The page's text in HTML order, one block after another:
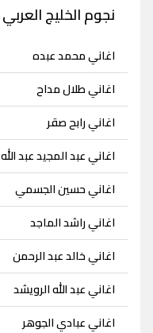
نجوم الخليج العربي
اغاني محمد عبده
اغاني طلال مداح
اغاني رابح صقر
اغاني عبد المجيد عبد الله
اغاني حسين الجسمي
اغاني راشد الماجد
اغاني خالد عبد الرحمن
اغاني عبد الله الرويشد
اغاني عبادي الجوهر